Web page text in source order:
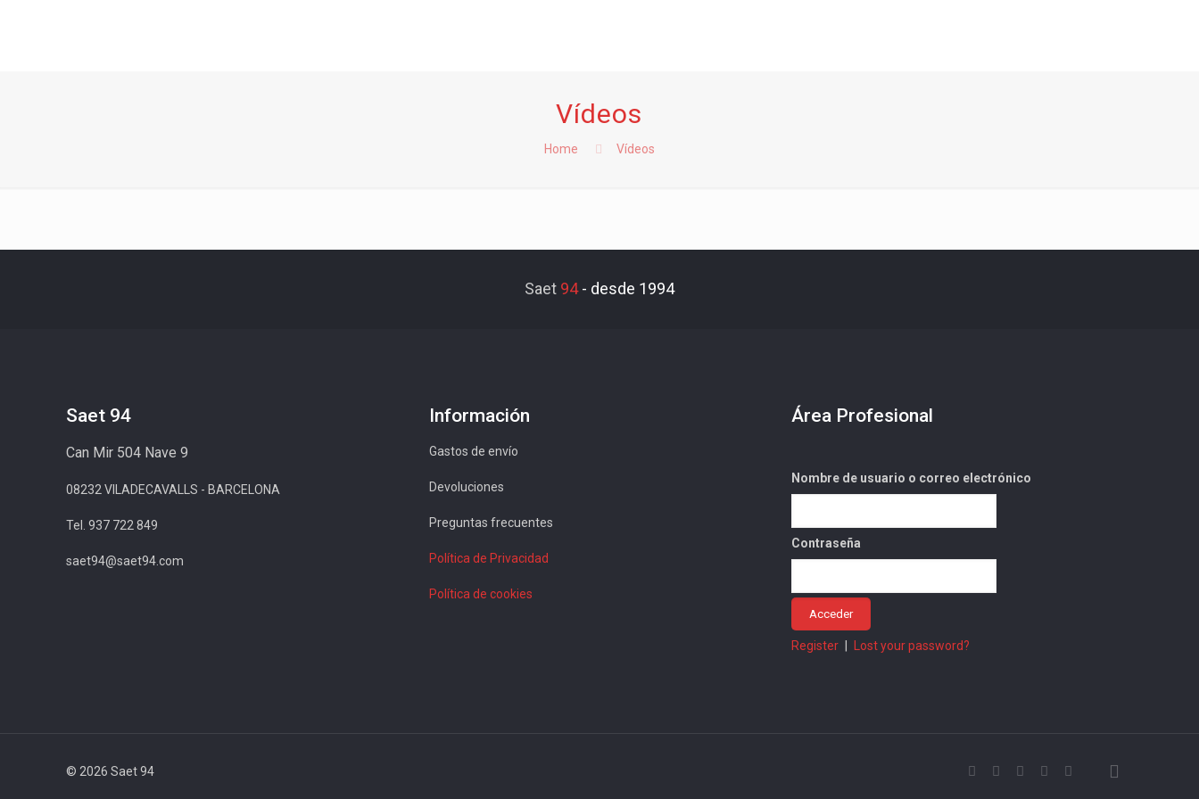
Vídeos
Home Vídeos
Saet 94- desde 1994
Saet 94
Can Mir 504 Nave 9
08232 VILADECAVALLS - BARCELONA
Tel. 937 722 849
saet94@saet94.com
Información
Gastos de envío
Devoluciones
Preguntas frecuentes
Política de Privacidad
Política de cookies
Área Profesional
Nombre de usuario o correo electrónico
Contraseña
Register Lost your password?
© 2026 Saet 94